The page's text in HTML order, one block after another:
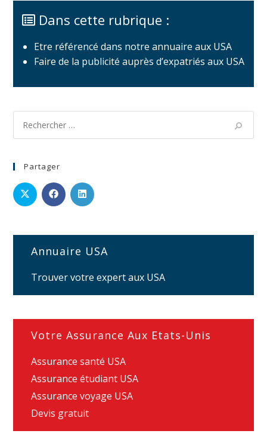
Dans cette rubrique :
Etre référencé dans notre annuaire aux USA
Faire de la publicité auprès d’expatriés aux USA
Partager
Annuaire USA
Trouver votre expert aux USA
Votre Assurance Aux Etats-Unis
Assurance santé USA
Assurance étudiant USA
Assurance voyage USA
Devis gratuit